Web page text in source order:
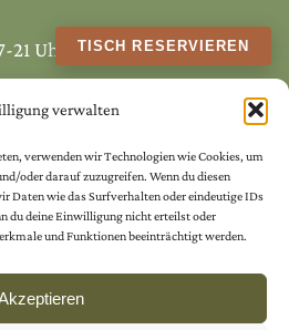
verwalten
verwenden wir Technologien wie Cookies, um
oder darauf zuzugreifen. Wenn du diesen
Daten wie das Surfverhalten oder eindeutige IDs
du deine Einwilligung nicht erteilst oder
und Funktionen beeinträchtigt werden.
21 Uhr
Dezember
2026
TISCH RESERVIEREN